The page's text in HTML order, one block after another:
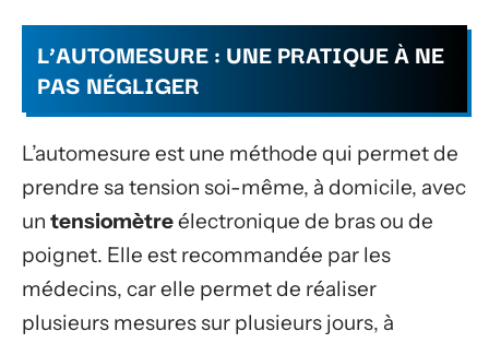
L’AUTOMESURE : UNE PRATIQUE À NE
PAS NÉGLIGER
L’automesure est une méthode qui permet de
prendre sa tension soi-même, à domicile, avec
un tensiomètreélectronique de bras ou de
poignet. Elle est recommandée par les
médecins, car elle permet de réaliser
plusieurs mesures sur plusieurs jours, à